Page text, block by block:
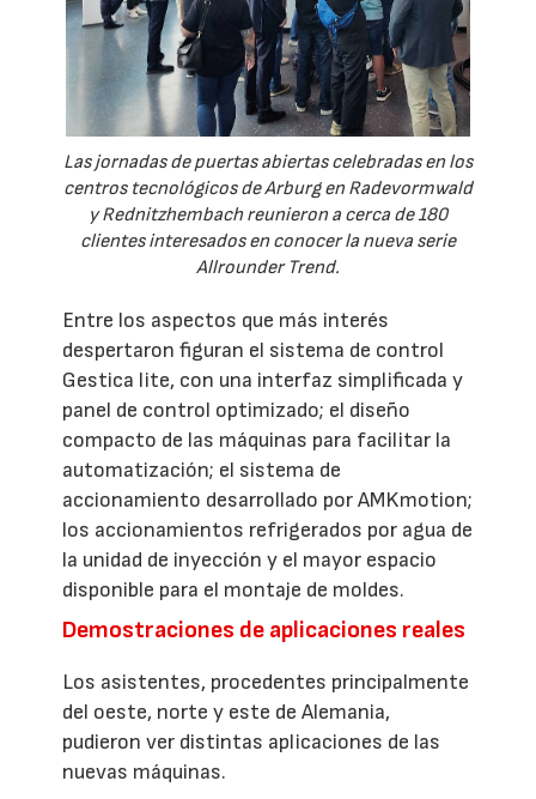
Las jornadas de puertas abiertas celebradas en los
centros tecnológicos de Arburg en Radevormwald
y Rednitzhembach reunieron a cerca de 180
clientes interesados en conocer la nueva serie
Allrounder Trend.
Entre los aspectos que más interés
despertaron figuran el sistema de control
Gestica lite, con una interfaz simplificada y
panel de control optimizado; el diseño
compacto de las máquinas para facilitar la
automatización; el sistema de
accionamiento desarrollado por AMKmotion;
los accionamientos refrigerados por agua de
la unidad de inyección y el mayor espacio
disponible para el montaje de moldes.
Demostraciones de aplicaciones reales
Los asistentes, procedentes principalmente
del oeste, norte y este de Alemania,
pudieron ver distintas aplicaciones de las
nuevas máquinas.